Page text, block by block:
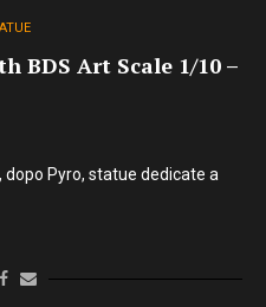
BDS Art Scale 1/10 –
Pyro, statue dedicate a